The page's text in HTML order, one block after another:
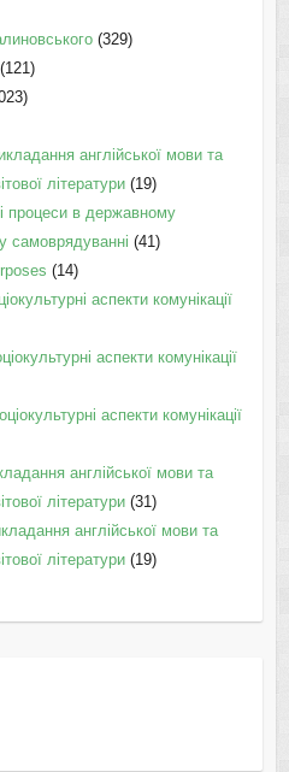
(329)
англійської мови та
літератури(19)
процеси в державному
самоврядуванні (41)
(14)
аспекти комунікації
аспекти комунікації
аспекти комунікації
англійської мови та
літератури(31)
англійської мови та
літератури(19)